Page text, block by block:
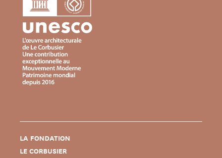
LA FONDATION
LE CORBUSIER